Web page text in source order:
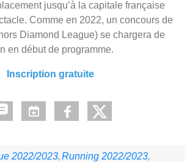
jusqu’à la capitale française
Comme en 2022, un concours de
Diamond League) se chargera de
en début de programme.
Inscription gratuite
2022/2023 Running 2022/2023